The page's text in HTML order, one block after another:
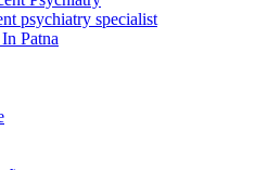
psychiatry specialist
Patna